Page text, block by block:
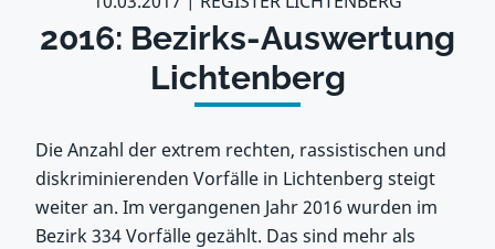
2016: Bezirks-Auswertung
Lichtenberg
Die Anzahl der extrem rechten, rassistischen und
diskriminierenden Vorfälle in Lichtenberg steigt
weiter an. Im vergangenen Jahr 2016 wurden im
Bezirk 334 Vorfälle gezählt. Das sind mehr als